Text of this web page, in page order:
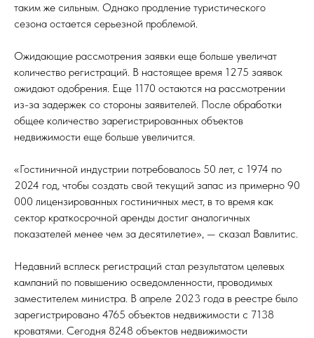
таким же сильным. Однако продление туристического
сезона остается серьезной проблемой.
Ожидающие рассмотрения заявки еще больше увеличат
количество регистраций. В настоящее время 1275 заявок
ожидают одобрения. Еще 1170 остаются на рассмотрении
из-за задержек со стороны заявителей. После обработки
общее количество зарегистрированных объектов
недвижимости еще больше увеличится.
«Гостиничной индустрии потребовалось 50 лет, с 1974 по
2024 год, чтобы создать свой текущий запас из примерно 90
000 лицензированных гостиничных мест, в то время как
сектор краткосрочной аренды достиг аналогичных
показателей менее чем за десятилетие», — сказал Вавлитис.
Недавний всплеск регистраций стал результатом целевых
кампаний по повышению осведомленности, проводимых
заместителем министра. В апреле 2023 года в реестре было
зарегистрировано 4765 объектов недвижимости с 7138
кроватями. Сегодня 8248 объектов недвижимости